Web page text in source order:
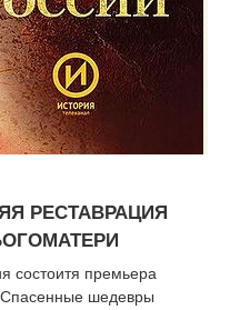
РЕСТАВРАЦИЯ
состоитя премьера
Спасенные шедевры